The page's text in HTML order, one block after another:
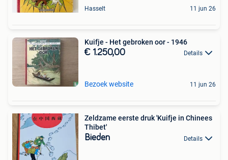
Hasselt 11 jun 26
Kuifje - Het gebroken oor - 1946
€ 1.250,00 Details
Bezoek website 11 jun 26
Zeldzame eerste druk 'Kuifje in Chinees
Thibet'
Bieden Details